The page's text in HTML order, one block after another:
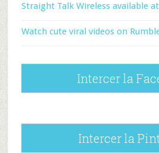
Straight Talk Wireless available
Watch cute viral videos on
Intercer la
Intercer la